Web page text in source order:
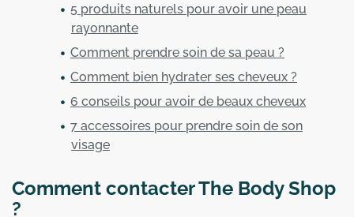
5 produits naturels pour avoir une peau
rayonnante
Comment prendre soin de sa peau ?
Comment bien hydrater ses cheveux ?
6 conseils pour avoir de beaux cheveux
7 accessoires pour prendre soin de son
visage
Comment contacter The Body Shop
?